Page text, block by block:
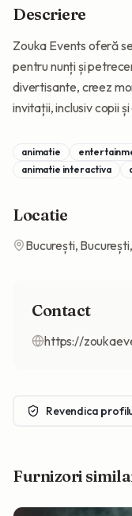
Descriere
Zouka Events oferă
pentru nunți și
divertisante, creez
invitații, inclusiv copii
animatie
animatie interactiva
Locatie
București, București
Contact
https://
Revendica
Furnizori